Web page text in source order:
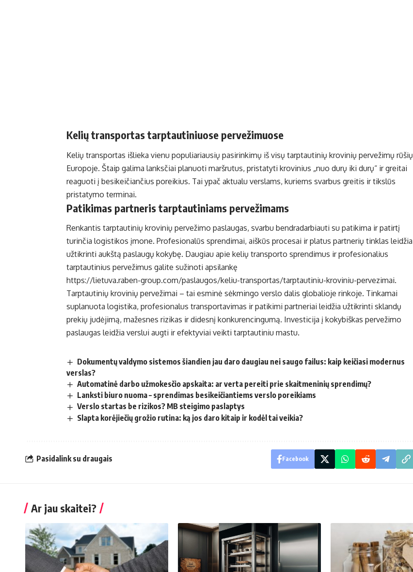
Kelių transportas tarptautiniuose pervežimuose
Kelių transportas išlieka vienu populiariausių pasirinkimų iš visų tarptautinių krovinių pervežimų rūšių
Europoje. Štaip galima lanksčiai planuoti maršrutus, pristatyti krovinius „nuo durų iki durų“ ir greitai
reaguoti į besikeičiančius poreikius. Tai ypač aktualu verslams, kuriems svarbus greitis ir tikslūs
pristatymo terminai.
Patikimas partneris tarptautiniams pervežimams
Renkantis tarptautinių krovinių pervežimo paslaugas, svarbu bendradarbiauti su patikima ir patirtį
turinčia logistikos įmone. Profesionalūs sprendimai, aiškūs procesai ir platus partnerių tinklas leidžia
užtikrinti aukštą paslaugų kokybę. Daugiau apie kelių transporto sprendimus ir profesionalius
tarptautinius pervežimus galite sužinoti apsilankę
https://lietuva.raben-group.com/paslaugos/keliu-transportas/tarptautiniu-kroviniu-pervezimai.
Tarptautinių krovinių pervežimai – tai esminė sėkmingo verslo dalis globalioje rinkoje. Tinkamai
suplanuota logistika, profesionalus transportavimas ir patikimi partneriai leidžia užtikrinti sklandų
prekių judėjimą, mažesnes rizikas ir didesnį konkurencingumą. Investicija į kokybiškas pervežimo
paslaugas leidžia verslui augti ir efektyviai veikti tarptautiniu mastu.
Dokumentų valdymo sistemos šiandien jau daro daugiau nei saugo failus: kaip keičiasi modernus
verslas?
Automatinė darbo užmokesčio apskaita: ar verta pereiti prie skaitmeninių sprendimų?
Lanksti biuro nuoma – sprendimas besikeičiantiems verslo poreikiams
Verslo startas be rizikos? MB steigimo paslaptys
Slapta korėjiečių grožio rutina: ką jos daro kitaip ir kodėl tai veikia?
Pasidalink su draugais Facebook
Ar jau skaitei?